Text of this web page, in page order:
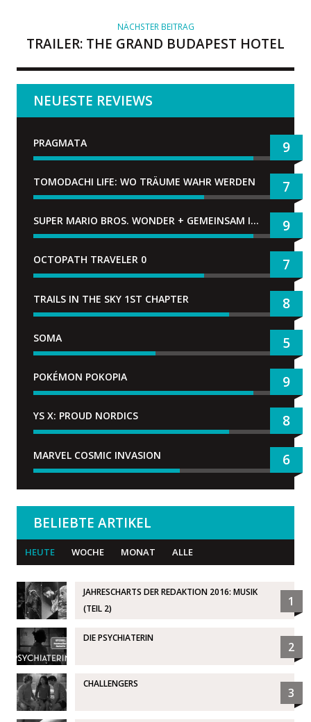
NÄCHSTER BEITRAG
TRAILER: THE GRAND BUDAPEST HOTEL
NEUESTE REVIEWS
PRAGMATA 9
TOMODACHI LIFE: WO TRÄUME WAHR WERDEN 7
SUPER MARIO BROS. WONDER + GEMEINSAM IM BELLABEL-PARK 9
OCTOPATH TRAVELER 0 7
TRAILS IN THE SKY 1ST CHAPTER 8
SOMA 5
POKÉMON POKOPIA 9
YS X: PROUD NORDICS 8
MARVEL COSMIC INVASION 6
BELIEBTE ARTIKEL
HEUTE WOCHE MONAT ALLE
JAHRESCHARTS DER REDAKTION 2016: MUSIK
(TEIL 2)
1
DIE PSYCHIATERIN
2
CHALLENGERS
3